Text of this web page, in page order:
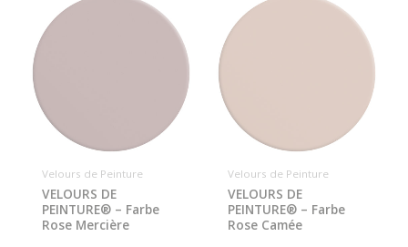
Velours de Peinture
VELOURS DE
PEINTURE® – Farbe
Rose Mercière
Velours de Peinture
VELOURS DE
PEINTURE® – Farbe
Rose Camée